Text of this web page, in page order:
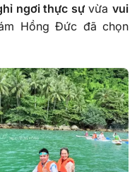
ngơi thực sựvừavui
Hồng Đức đã chọn